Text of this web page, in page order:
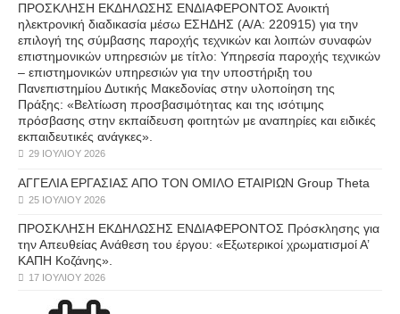
ΠΡΟΣΚΛΗΣΗ ΕΚΔΗΛΩΣΗΣ ΕΝΔΙΑΦΕΡΟΝΤΟΣ Ανοικτή
ηλεκτρονική διαδικασία μέσω ΕΣΗΔΗΣ (Α/Α: 220915) για την
επιλογή της σύμβασης παροχής τεχνικών και λοιπών συναφών
επιστημονικών υπηρεσιών με τίτλο: Υπηρεσία παροχής τεχνικών
– επιστημονικών υπηρεσιών για την υποστήριξη του
Πανεπιστημίου Δυτικής Μακεδονίας στην υλοποίηση της
Πράξης: «Βελτίωση προσβασιμότητας και της ισότιμης
πρόσβασης στην εκπαίδευση φοιτητών με αναπηρίες και ειδικές
εκπαιδευτικές ανάγκες».
29 ΙΟΥΛΊΟΥ 2026
ΑΓΓΕΛΙΑ ΕΡΓΑΣΙΑΣ ΑΠΟ ΤΟΝ ΟΜΙΛΟ ΕΤΑΙΡΙΩΝ Group Theta
25 ΙΟΥΛΊΟΥ 2026
ΠΡΟΣΚΛΗΣΗ ΕΚΔΗΛΩΣΗΣ ΕΝΔΙΑΦΕΡΟΝΤΟΣ Πρόσκλησης για
την Απευθείας Ανάθεση του έργου: «Εξωτερικοί χρωματισμοί Α’
ΚΑΠΗ Κοζάνης».
17 ΙΟΥΛΊΟΥ 2026